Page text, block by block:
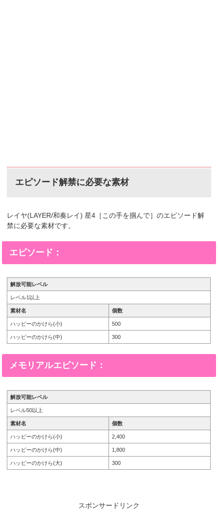
エピソード解禁に必要な素材
レイヤ(LAYER/和奏レイ) 星4［この手を掴んで］のエピソード解
禁に必要な素材です。
エピソード：
解放可能レベル
レベル1以上
素材名 個数
ハッピーのかけら(小) 500
ハッピーのかけら(中) 300
メモリアルエピソード：
解放可能レベル
レベル50以上
素材名 個数
ハッピーのかけら(小) 2,400
ハッピーのかけら(中) 1,800
ハッピーのかけら(大) 300
スポンサードリンク